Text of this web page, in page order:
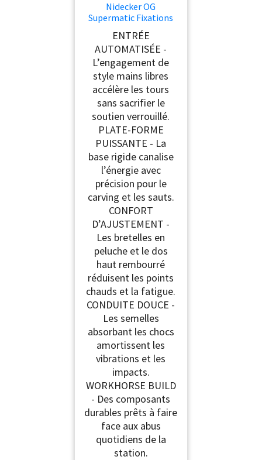
Nidecker OG
Supermatic Fixations
de Snowboard-
Système d’Ouverture
Automatique avec
Spoiler inclinable - S -
Cannon Blue
ENTRÉE
AUTOMATISÉE -
L’engagement de
style mains libres
accélère les tours
sans sacrifier le
soutien verrouillé.
PLATE-FORME
PUISSANTE - La
base rigide canalise
l’énergie avec
précision pour le
carving et les sauts.
CONFORT
D’AJUSTEMENT -
Les bretelles en
peluche et le dos
haut rembourré
réduisent les points
chauds et la fatigue.
CONDUITE DOUCE -
Les semelles
absorbant les chocs
amortissent les
vibrations et les
impacts.
WORKHORSE BUILD
- Des composants
durables prêts à faire
face aux abus
quotidiens de la
station.